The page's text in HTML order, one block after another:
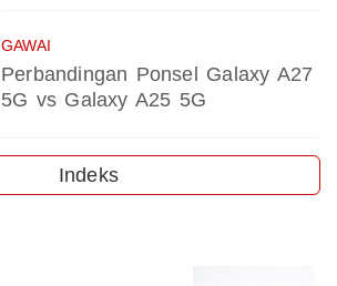
GAWAI
Perbandingan Ponsel Galaxy A27
5G vs Galaxy A25 5G
Indeks